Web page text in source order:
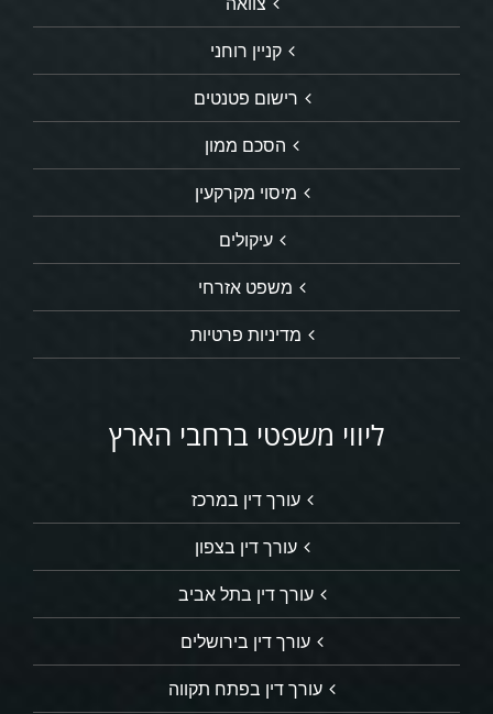
קניין רוחני
רישום פטנטים
הסכם ממון
מיסוי מקרקעין
עיקולים
משפט אזרחי
מדיניות פרטיות
ליווי משפטי ברחבי הארץ
עורך דין במרכז
עורך דין בצפון
עורך דין בתל אביב
עורך דין בירושלים
עורך דין בפתח תקווה